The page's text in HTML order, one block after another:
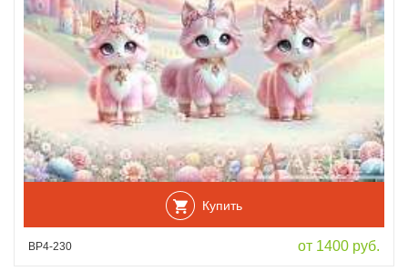
Купить
ВР4-230 от 1400 руб.